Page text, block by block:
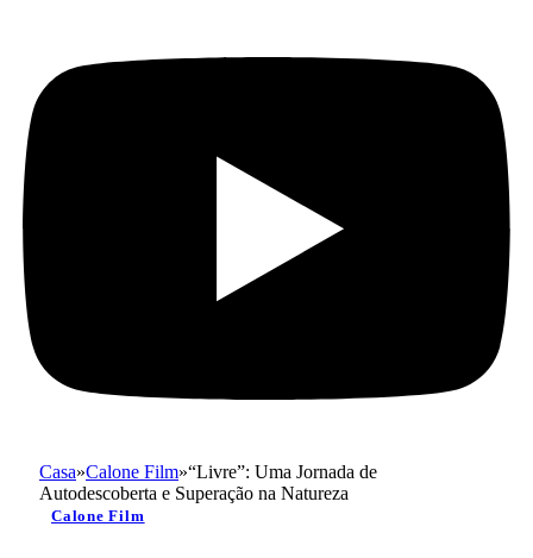
Casa»Calone Film»“Livre”: Uma Jornada de
Autodescoberta e Superação na Natureza
Calone Film